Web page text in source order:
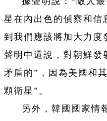
星在內出色的偵察和信
到我們應該將加大力度
聲明中還說，對朝鮮發
矛盾的”，因為美國和
顆衛星”。
另外，韓國國家情